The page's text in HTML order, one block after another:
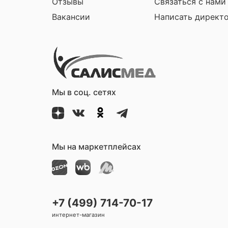
Вакансии
Написать
Мы в соц. сетях
Мы на маркетплейсах
+7 (499) 714-70-17
интернет-магазин